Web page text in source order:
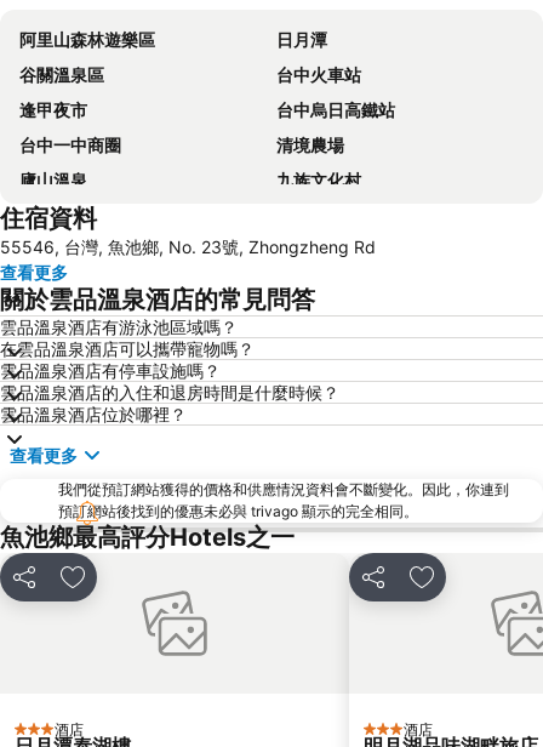
阿里山森林遊樂區
日月潭
谷關溫泉區
台中火車站
逢甲夜市
台中烏日高鐵站
台中一中商圈
清境農場
廬山溫泉
九族文化村
彰化車站
合歡山
國立自然科學博物館
台中國立美術館
豐原區
台中公園
台中工業區
妖怪村
大坑風景區
台中中華夜市
新社花海
台中精密科學園區
杉林溪
中部科學園區台中園區
東海藝術商圈
集集火車站
水里火車站
奧萬大森林遊樂區
東勢林場
住宿資料
55546, 台灣, 魚池鄉, No. 23號, Zhongzheng Rd
查看更多
關於雲品溫泉酒店的常見問答
雲品溫泉酒店有游泳池區域嗎？
在雲品溫泉酒店可以攜帶寵物嗎？
雲品溫泉酒店有停車設施嗎？
雲品溫泉酒店的入住和退房時間是什麼時候？
雲品溫泉酒店位於哪裡？
查看更多
我們從預訂網站獲得的價格和供應情況資料會不斷變化。因此，你連到
預訂網站後找到的優惠未必與 trivago 顯示的完全相同。
魚池鄉最高評分Hotels之一
分享 放到收藏夾
3 星級酒店
分享 放到收藏夾
3 星級酒店